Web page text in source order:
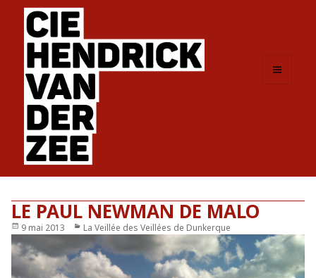
LE PAUL NEWMAN DE MALO
Publié
le
9 mai 2013 Catégories
La Veillée des Veillées de Dunkerque